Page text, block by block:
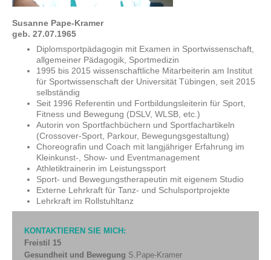
Susanne Pape-Kramer
geb. 27.07.1965
Diplomsportpädagogin mit Examen in Sportwissenschaft,
allgemeiner Pädagogik, Sportmedizin
1995 bis 2015 wissenschaftliche Mitarbeiterin am Institut
für Sportwissenschaft der Universität Tübingen, seit 2015
selbständig
Seit 1996 Referentin und Fortbildungsleiterin für Sport,
Fitness und Bewegung (DSLV, WLSB, etc.)
Autorin von Sportfachbüchern und Sportfachartikeln
(Crossover-Sport, Parkour, Bewegungsgestaltung)
Choreografin und Coach mit langjähriger Erfahrung im
Kleinkunst-, Show- und Eventmanagement
Athletiktrainerin im Leistungssport
Sport- und Bewegungstherapeutin mit eigenem Studio
Externe Lehrkraft für Tanz- und Schulsportprojekte
Lehrkraft im Rollstuhltanz
KONTAKTIEREN SIE MICH:
Freistil 15
Gesundheit und Bewegung S.Pape-Kramer